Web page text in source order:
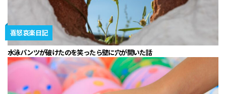
喜怒哀楽日記
水泳パンツが破けたのを笑ったら壁に穴が開いた話